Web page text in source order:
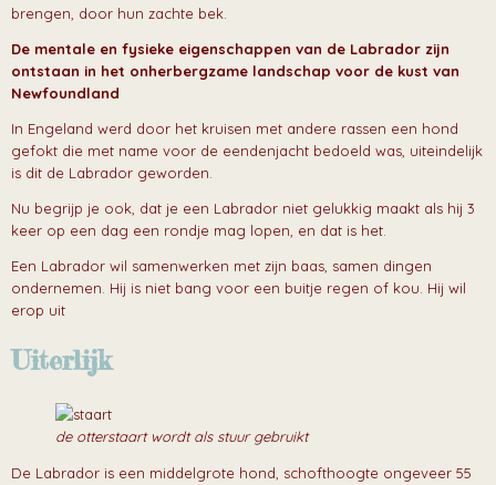
brengen, door hun zachte bek.
De mentale en fysieke eigenschappen van de Labrador zijn
ontstaan in het onherbergzame landschap voor de kust van
Newfoundland
In Engeland werd door het kruisen met andere rassen een hond
gefokt die met name voor de eendenjacht bedoeld was, uiteindelijk
is dit de Labrador geworden.
Nu begrijp je ook, dat je een Labrador niet gelukkig maakt als hij 3
keer op een dag een rondje mag lopen, en dat is het.
Een Labrador wil samenwerken met zijn baas, samen dingen
ondernemen. Hij is niet bang voor een buitje regen of kou. Hij wil
erop uit
Uiterlijk
de otterstaart wordt als stuur gebruikt
De Labrador is een middelgrote hond, schofthoogte ongeveer 55